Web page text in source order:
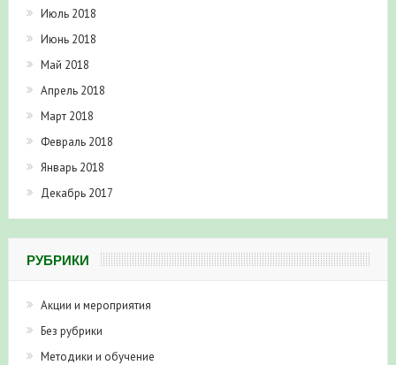
Июль 2018
Июнь 2018
Май 2018
Апрель 2018
Март 2018
Февраль 2018
Январь 2018
Декабрь 2017
РУБРИКИ
Акции и мероприятия
Без рубрики
Методики и обучение